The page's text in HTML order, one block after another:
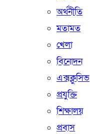
অর্থনীতি
মতামত
খেলা
বিনোদন
এক্সক্লুসিভ
প্রযুক্তি
শিক্ষালয়
প্রবাস